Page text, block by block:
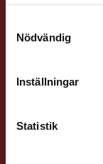
Nödvändig
Inställningar
Statistik
Vi erbjuder
att kunna